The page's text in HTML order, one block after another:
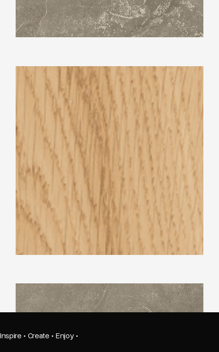
Beste Koop 234X1480 Yosemite Honey
Beste Koop 1000X1000 Harmony Taupe
Inspire · Create · Enjoy ·